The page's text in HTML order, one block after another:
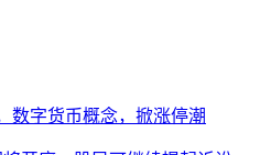
数字货币概念，掀涨停潮